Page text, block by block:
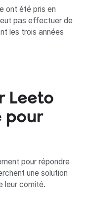
ont été pris en
pas effectuer de
les trois années
Leeto
pour
pour répondre
une solution
leur comité.